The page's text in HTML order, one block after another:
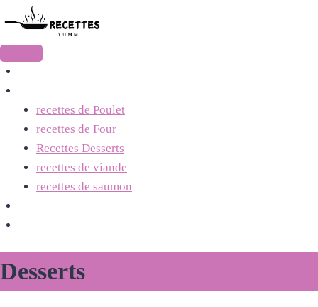
to
content
recettes de Poulet
recettes de Four
Recettes Desserts
recettes de viande
recettes de saumon
Desserts